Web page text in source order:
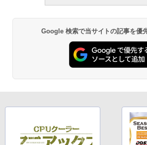
Google 検索で当サイトの記事を優